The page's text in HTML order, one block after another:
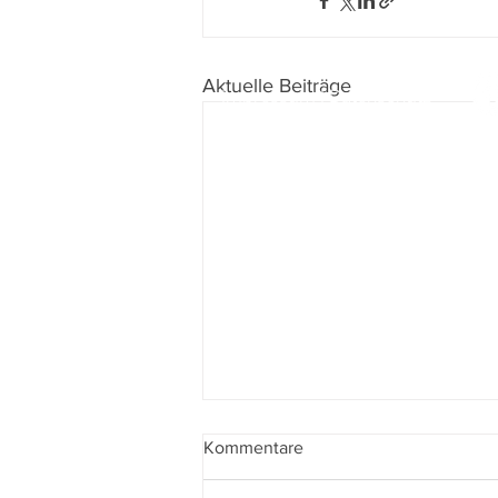
Aktuelle Beiträge
Kommentare
Impressum IDatenschutz